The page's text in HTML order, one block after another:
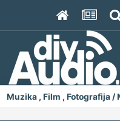
Muzika , Film , Fotografija